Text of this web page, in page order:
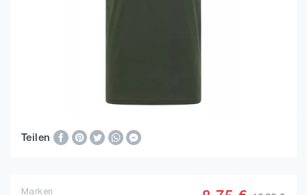
Teilen
Marken